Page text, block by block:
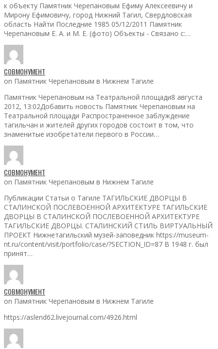
к объекту Памятник Черепановым Ефиму Алексеевичу и
Мирону Ефимовичу, город Нижний Тагил, Свердловская
область Найти Последние 1985 05/12/2011 Памятник
Черепановым Е. А. и М. Е. (фото) Объекты - Связано с:…
СОВМОНУМЕНТ
on Памятник Черепановым в Нижнем Тагиле
Памятник Черепановым на Театральной площади8 августа
2012, 13:02Добавить новость Памятник Черепановым на
Театральной площади Распространенное заблуждение
тагильчан и жителей других городов состоит в том, что
знаменитые изобретатели первого в России…
СОВМОНУМЕНТ
on Памятник Черепановым в Нижнем Тагиле
Публикации Статьи о Тагиле ТАГИЛЬСКИЕ ДВОРЦЫ В
СТАЛИНСКОЙ ПОСЛЕВОЕННОЙ АРХИТЕКТУРЕ ТАГИЛЬСКИЕ
ДВОРЦЫ В СТАЛИНСКОЙ ПОСЛЕВОЕННОЙ АРХИТЕКТУРЕ
ТАГИЛЬСКИЕ ДВОРЦЫ. СТАЛИНСКИЙ СТИЛЬ ВИРТУАЛЬНЫЙ
ПРОЕКТ Нижнетагильский музей-заповедник https://museum-
nt.ru/content/visit/portfolio/case/?SECTION_ID=87 В 1948 г. был
принят…
СОВМОНУМЕНТ
on Памятник Черепановым в Нижнем Тагиле
https://aslend62.livejournal.com/4926.html